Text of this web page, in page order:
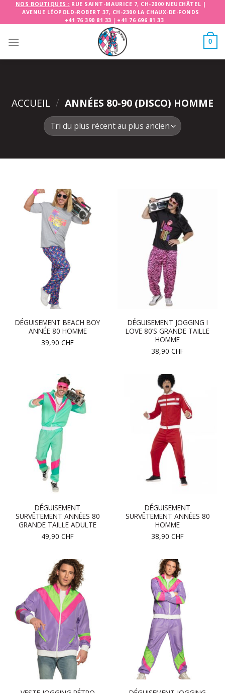
NOS BOUTIQUES : RUE SAINT-MAURICE 7, CH-2000 NEUCHÂTEL |
AVENUE LÉOPOLD-ROBERT 37, CH-2300 LA CHAUX-DE-FONDS
+41 76 390 81 33 | +41 76 696 81 33
0
ACCUEIL / ANNÉES 80-90 (DISCO) HOMME
DÉGUISEMENT BEACH BOY
ANNÉE 80 HOMME
39,90 CHF
DÉGUISEMENT JOGGING I
LOVE 80’S GRANDE TAILLE
HOMME
38,90 CHF
DÉGUISEMENT
SURVÊTEMENT ANNÉES 80
GRANDE TAILLE ADULTE
49,90 CHF
DÉGUISEMENT
SURVÊTEMENT ANNÉES 80
HOMME
38,90 CHF